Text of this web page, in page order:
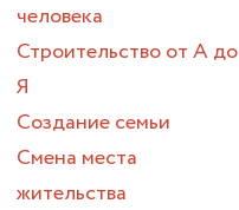
человека
Строительство от А до
Я
Создание семьи
Смена места
жительства